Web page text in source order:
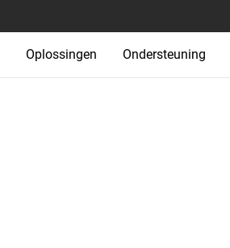
Oplossingen Ondersteuning